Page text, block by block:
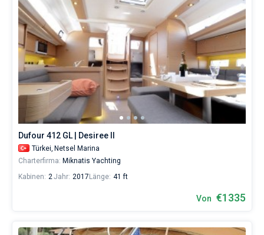
ihr
Leben
ohne
Segel
nicht
vorstellen.
Dufour 412 GL | Desiree II
Türkei, Netsel Marina
Charterfirma: Miknatis Yachting
Kabinen: 2Jahr: 2017 Länge: 41 ft
Von €1335